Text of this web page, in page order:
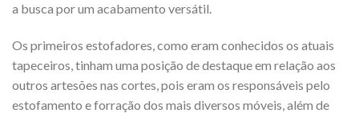
a busca por um acabamento versátil.
Os primeiros estofadores, como eram conhecidos os atuais
tapeceiros, tinham uma posição de destaque em relação aos
outros artesões nas cortes, pois eram os responsáveis pelo
estofamento e forração dos mais diversos móveis, além de